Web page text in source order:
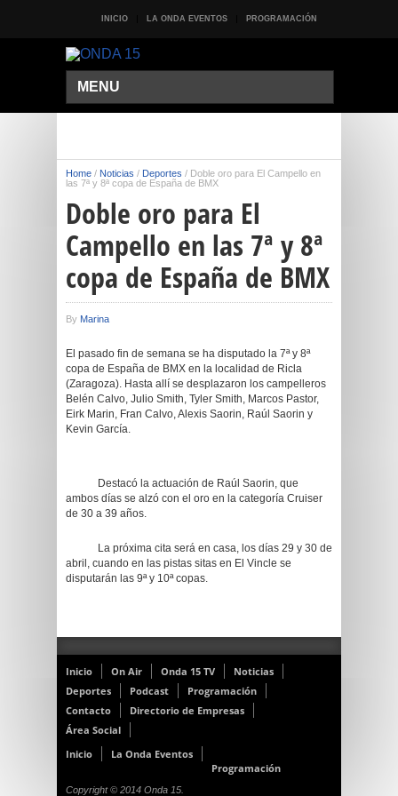
INICIO LA ONDA EVENTOS PROGRAMACIÓN
MENU
Home / Noticias / Deportes / Doble oro para El Campello en
las 7ª y 8ª copa de España de BMX
Doble oro para El
Campello en las 7ª y 8ª
copa de España de BMX
By Marina
El pasado fin de semana se ha disputado la 7ª y 8ª
copa de España de BMX en la localidad de Ricla
(Zaragoza). Hasta allí se desplazaron los campelleros
Belén Calvo, Julio Smith, Tyler Smith, Marcos Pastor,
Eirk Marin, Fran Calvo, Alexis Saorin, Raúl Saorin y
Kevin García.
Destacó la actuación de Raúl Saorin, que
ambos días se alzó con el oro en la categoría Cruiser
de 30 a 39 años.
La próxima cita será en casa, los días 29 y 30 de
abril, cuando en las pistas sitas en El Vincle se
disputarán las 9ª y 10ª copas.
Inicio On Air Onda 15 TV
Noticias
Deportes
Podcast
Programación
Contacto
Directorio de Empresas
Área Social
Inicio
La Onda Eventos
Programación
Copyright © 2014 Onda 15.